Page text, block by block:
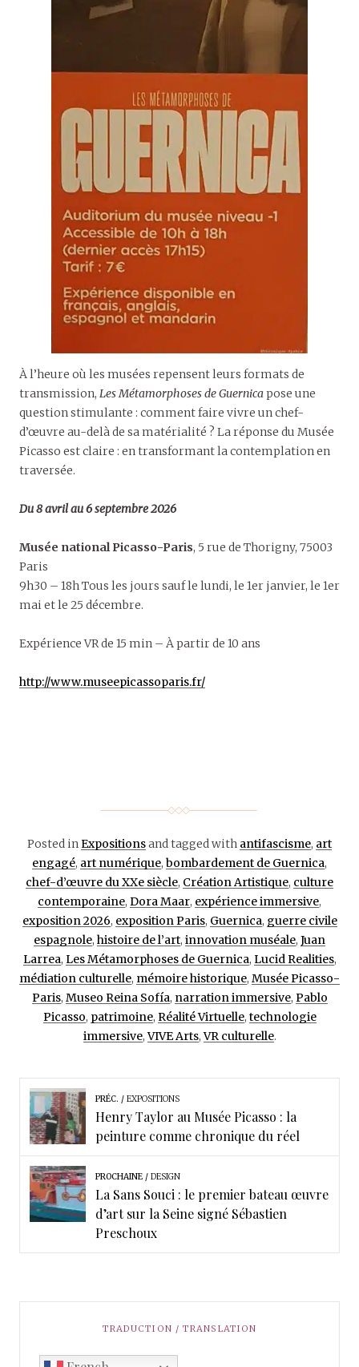
À l’heure où les musées repensent leurs formats de
transmission, Les Métamorphoses de Guernicapose une
question stimulante : comment faire vivre un chef-
d’œuvre au-delà de sa matérialité ? La réponse du Musée
Picasso est claire : en transformant la contemplation en
traversée.
Du 8 avril au 6 septembre 2026
Musée national Picasso-Paris, 5 rue de Thorigny, 75003
Paris
9h30 – 18h Tous les jours sauf le lundi, le 1er janvier, le 1er
mai et le 25 décembre.
Expérience VR de 15 min – À partir de 10 ans
http://www.museepicassoparis.fr/
Posted inExpositionsand tagged with antifascisme, art
engagé, art numérique, bombardement de Guernica,
chef-d’œuvre du XXe siècle, Création Artistique, culture
contemporaine, Dora Maar, expérience immersive,
exposition 2026, exposition Paris, Guernica, guerre civile
espagnole, histoire de l’art, innovation muséale, Juan
Larrea, Les Métamorphoses de Guernica, Lucid Realities,
médiation culturelle, mémoire historique, Musée Picasso-
Paris, Museo Reina Sofía, narration immersive, Pablo
Picasso, patrimoine, Réalité Virtuelle, technologie
immersive,VIVE Arts,VR culturelle.
PRÉC. EXPOSITIONS
Henry Taylor au Musée Picasso : la
peinture comme chronique du réel
PROCHAINE DESIGN
La Sans Souci : le premier bateau œuvre
d’art sur la Seine signé Sébastien
Preschoux
TRADUCTION / TRANSLATION